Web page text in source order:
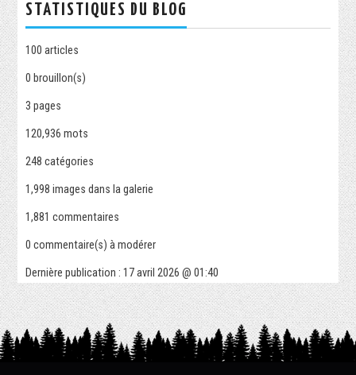
STATISTIQUES DU BLOG
100 articles
0 brouillon(s)
3 pages
120,936 mots
248 catégories
1,998 images dans la galerie
1,881 commentaires
0 commentaire(s) à modérer
Dernière publication :17 avril 2026 @ 01:40